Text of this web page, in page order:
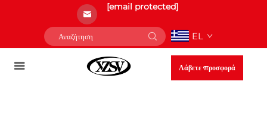
[email protected]
EL
Λάβετε προσφορά